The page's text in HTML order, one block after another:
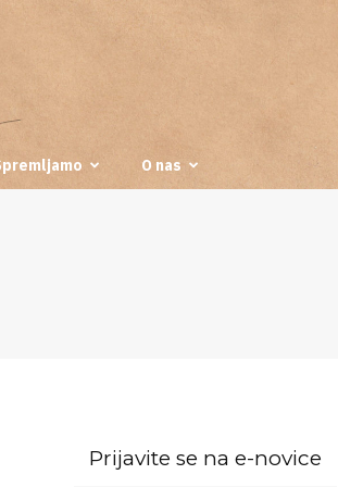
O nas
Prijavite se na e-novice